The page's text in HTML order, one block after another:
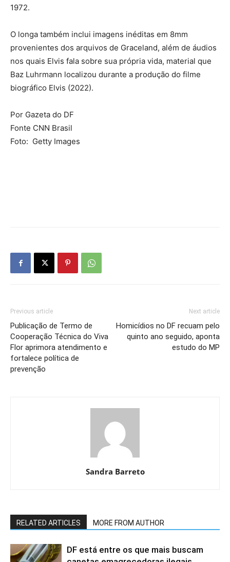
1972.
O longa também inclui imagens inéditas em 8mm
provenientes dos arquivos de Graceland, além de áudios
nos quais Elvis fala sobre sua própria vida, material que
Baz Luhrmann localizou durante a produção do filme
biográfico Elvis (2022).
Por Gazeta do DF
Fonte CNN Brasil
Foto: Getty Images
Previous article
Publicação de Termo de
Cooperação Técnica do Viva
Flor aprimora atendimento e
fortalece política de
prevenção
Next article
Homicídios no DF recuam pelo
quinto ano seguido, aponta
estudo do MP
Sandra Barreto
RELATED ARTICLES MORE FROM AUTHOR
DF está entre os que mais buscam